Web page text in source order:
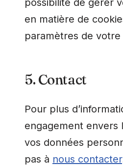
possibilité de gérer
en matière de
paramètres de votre
5. Contact
Pour plus
engagement envers
vos données
pas à nous contacter